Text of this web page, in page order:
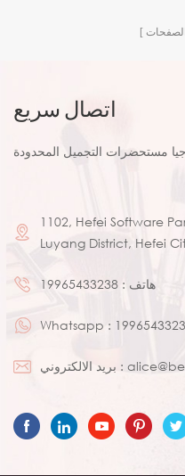
الصفحات
اتصال سريع
مستحضرات التجميل المحدودة
1102, Hefei Software
Luyang District, Hefei
هاتف : 19965433238
Whatsapp :
بريد الالكتروني :